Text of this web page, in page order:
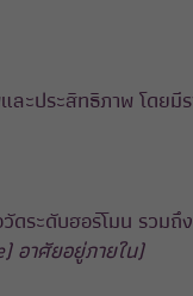
ละประสิทธิภาพ โดยมี
ดระดับฮอร์โมน รวมถึ
อาศัยอยู่ภายใน)